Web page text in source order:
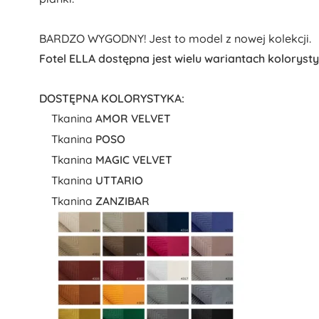
BARDZO WYGODNY! Jest to model z nowej kolekcji.
Fotel ELLA dostępna jest wielu wariantach
DOSTĘPNA KOLORYSTYKA:
TkaninaAMOR VELVET
Tkanina POSO
Tkanina MAGIC VELVET
Tkanina UTTARIO
TkaninaZANZIBAR